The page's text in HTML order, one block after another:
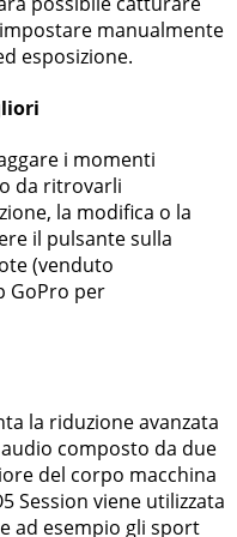
manualmente
esposizione.
i momenti
da ritrovarli
la modifica o la
il pulsante sulla
(venduto
GoPro per
la riduzione avanzata
composto da due
del corpo macchina
Session viene utilizzata
ad esempio gli sport